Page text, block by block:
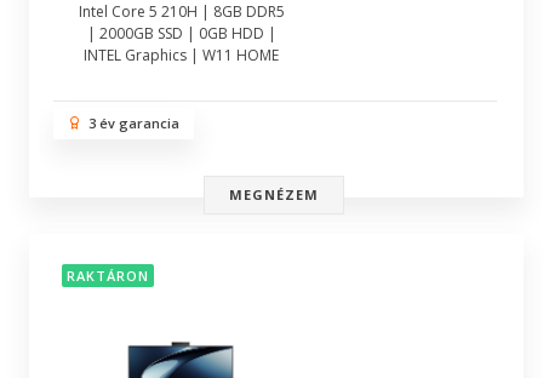
Intel Core 5 210H | 8GB DDR5
| 2000GB SSD | 0GB HDD |
INTEL Graphics | W11 HOME
3 év garancia
MEGNÉZEM
RAKTÁRON